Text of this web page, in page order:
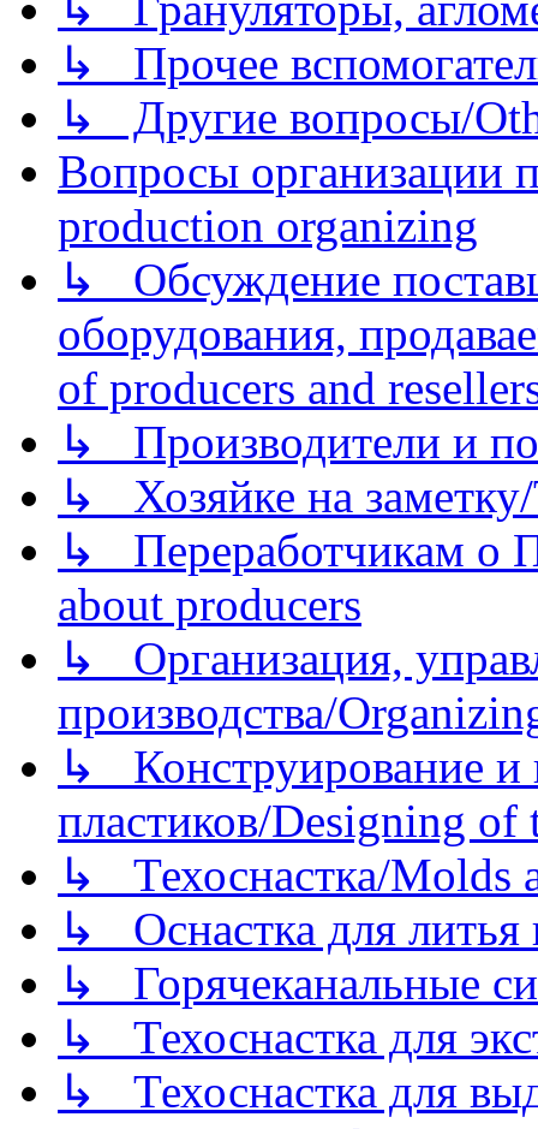
↳ Прочее
↳ Другие вопросы/
Вопросы организации
production organizing
↳ Обсуждение
оборудования,
of producers and
↳ Производители и
↳ Хозяйке на
↳ Переработчикам о
about producers
↳ Организация,
производства/
↳ Конструирование и
пластиков/Designing of
↳ Техоснастка/Molds
↳ Оснастка для литья
↳ Горячеканальные
↳ Техоснастка для
↳ Техоснастка для